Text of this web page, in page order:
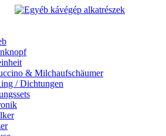
& Milchaufschäumer
/ Dichtungen